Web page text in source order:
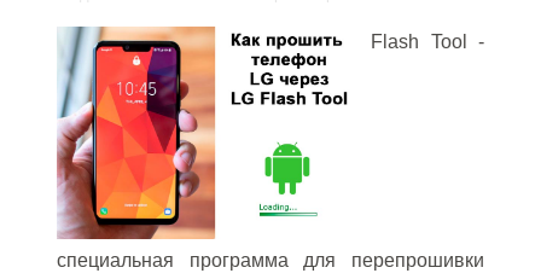
Flash Tool -
специальная программа для перепрошивки